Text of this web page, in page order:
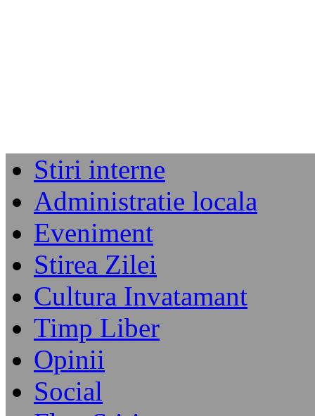
Stiri interne
Administratie locala
Eveniment
Stirea Zilei
Cultura Invatamant
Timp Liber
Opinii
Social